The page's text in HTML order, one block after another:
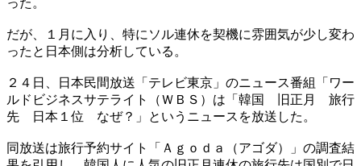
だが、１月に入り、特にソル連休を契機に雰囲気が少し変わ
ったと日本側は分析している。
２４日、日本民間放送「テレビ東京」のニュース番組「ワー
ルドビジネスサテライト（ＷＢＳ）は「韓国 旧正月 旅行
先 日本１位 なぜ？」というニュースを放送した。
同放送は旅行予約サイト「Ａｇｏｄａ（アゴダ）」の調査結